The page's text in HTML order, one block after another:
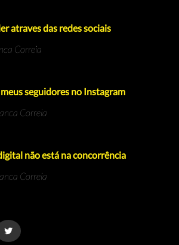
atraves das redes sociais
Correia
seguidores no Instagram
Correia
não está na concorrência
Correia